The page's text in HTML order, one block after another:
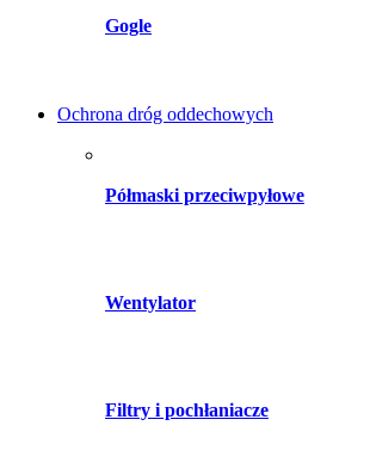
Gogle
Ochrona dróg oddechowych
Półmaski przeciwpyłowe
Wentylator
Filtry i pochłaniacze